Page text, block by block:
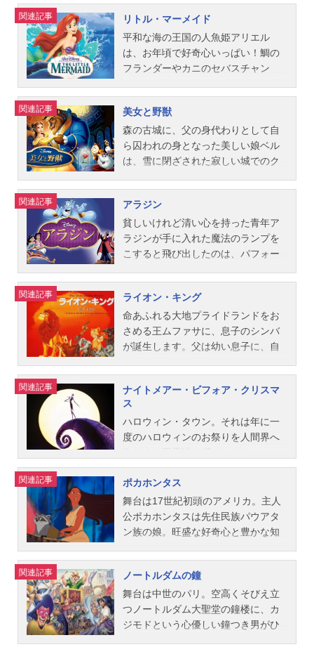
ー共同製作：アードマン・ペナー監
督：ハミルトン・ラスク、クライ
ド・ジェロニミ、ウィルフレッド・
ジャクソン原作：ウォード・グリー
ン脚本...
イド・ジェロニミ原作：シャルル・
ペロー“SLEEPINGBEAUTY”製作総指
揮：ケン・ピーターソン脚本：アー
ドマン・ペナーアニメーション監
督：ミルト・カール フランク・ト
ー・ジョンストン ジョン・ラウン
ズベリー特殊効果：アブ・アイワー
クス背景・カラー設定：アイビン
ド・アール音楽：チャイコフスキー
～バレエ...
のダルメシアンの子犬たちが！ポン
ゴとパディータ、子犬たち総勢101匹
のハラハラ・ドキドキの脱出作戦が
始まります！！作品名101匹わんちゃ
ん放送形態劇場版アニメスケジュー
ンゴ：池水通洋パディータ：松金よ
ね子ロジャー：納谷六朗アニータ：
一城みゆ希クルエラ・ド・ビル：平
井道子ナニー：牧野和子ジャスパ
ー：熊倉一雄ホーレス：山田康雄ス
ソン監督：ウルフガング・ライザー
マン、ハミルトン・S・ラスク、クラ
イド・ジェロニミ原作：ドディー・
スミス脚本：ビル・ピートキャ...
ガング・ライザーマン作画監督：ミ
ルト・カール、オリー・ジョンスト
ン、フランク・トーマス、ジョン・
ラウンズベリーキャラクター作画：
ハル・キング、エリック・ラーソ
グ脚本：ラリー・クレモンズ、ラル
フ・ライト音楽：ジョージ・ブラン
ズ歌曲：ロバート・B・シャーマン、
リチャード・M・シャーマン、テリ
ー・ギルキーソン公開開始年＆季節1
ル・ブック』公式サイト『ジャング
ル・ブック』公式Twitter動画配信情
報【PR】※本ページは動画配信サー
ビスのプロモーションが含まれてい
ます。※詳細や最新の配信情報は配
さい。DMMTV月額550円（税込）で
新作アニメから懐かしの名作まで見
放題の「DMMTV」。マルチデバイス
対応で、会員限定のお得な特典も盛
りだ...
ー：大宮悌二、銀河万丈／世良明芳
（歌）マリー：内藤愛美トゥルー
ズ：稲葉祐貴ベルリオーズ：曽根洋
介ロクフォール：肝付兼太、龍田直
樹ボンファミーユ夫人：中村紀子子
ウォルフガング・ライザーマン脚
本：ラリー・クレモンズ、ヴァン
ス・ジェリー、フランク・トーマ
ス、ジュリアス・スヴェンセン、ケ
ン・アンダーソン、エリック・クレ
ム・マクゴーワン、トム・ロウ製
作：ドン・B・テータム製作総指揮：
ロイ・O・ディズニー音楽：ジョー
ジ・ブランズ主題歌OP：「おしゃれ
キャット」古賀力ED：「みんな猫に
＆季節1972アニメ映画(C)Disney『お
しゃれキャット』公式ページ「ディ
ズニースタジオ」公式Twitter動画配
信情報【PR】※本ページは動画配信
サービスのプロモーションが含まれ
は配信サービス公式サイトをご確認
ください。DMMTV月額550円（税
込）で新作アニメから懐かしの名作
まで見放題の「DMMTV」。マルチデ
バイス対応で、...
関連記事
リトル・マーメイド
平和な海の王国の人魚姫アリエル
は、お年頃で好奇心いっぱい！鯛の
フランダーやカニのセバスチャン
海の上の世界に憧れていました。あ
る嵐の夜、彼女は人間の王子エリッ
クと出会い、恋に落ちます。その想
いをかなえようとアリエルは、人間
になれる魔法と引き替えに、美しい
まいます。魔法の期限は3日間。はた
してアリエルは、王子と結ばれるこ
とが出来るのでしょうか？作品名リ
トル・マーメイド放送形態劇場版ア
ニメスケジュール1991年7月21日
ゆみセバスチャン：上條恒彦アース
ラ／バネッサ：森公美子エリック：
井上和彦フランダー：大友大輔トリ
トン：久米明フロットサム＆ジェッ
トサム：森山周一郎スタッフ監督・
レメンツ製作：ハワード・アシュマ
ン、ジョン・マスカー原作：ハン
ス・クリスチャン・アンデルセンア
ニメーター：マーク・ヘン、グレ
ン・キーン、ダンカン・マージョリ
リアス・デジャ、マシュー・オキャ
ラハン視覚特殊効果：マーク・ディ
ンダル音楽：アラン・メンケン作
詞・作曲：ハワード・アシュマン、
アラン・...
関連記事
美女と野獣
森の古城に、父の身代わりとして自
ら囚われの身となった美しい娘ベル
は、雪に閉ざされた寂しい城でのク
ールやポット夫人とチップたちな
ど、みんなで楽しく祝おうと思いつ
きます。少しずつ心が通い始めた野
獣のために、ベルが心をこめて用意
したのはあるプレゼント。ところ
ったパイプオルガンのフォルテは自
分の権力を保つために、邪魔者のベ
ルを陥れようとひそかに企み…。ロ
マンティックな話に彩りを添えるの
は、かわいいアンジェリークやピッ
と5つの新曲。クリスマスを舞台に繰
り広げられる、ベルとビーストのロ
マンティックな関係を描き、「思い
やり」と「希望を持ち続けること」
の大切さに気づかせてくれる心あた
と野獣放送形態劇場版アニメシリー
ズディズニー映画スケジュール1992
年9月23日（水）キャストベル：伊東
恵里（伊東えり）野獣：山寺宏一モ
ーリス：あずさ欣平ガストン：松本
ール：江原正士（声）／若江準威知
（歌）ポット夫人：福田公子（声）
／ポプラ（歌）チップ：山口淳史
ル・フウ：中丸新将スタッフ製作：
ド...
関連記事
アラジン
貧しいけれど清い心を持った青年ア
ラジンが手に入れた魔法のランプを
こすると飛び出したのは、パフォー
願いごとをかなえてくれるというと
っても愉快な魔神のジーニー。とこ
ろが邪悪な右大臣ジャファーも、魔
法のランプを手に入れようと狙って
います。アラジンがジャファーをや
との恋を実らせるには、恐れずにあ
りのままの自分でなければなりませ
ん。この願いだけは、ジーニーにも
かなえられないのです。作品名アラ
ジン放送形態劇場版アニメスケジュ
ラジン：三木眞一郎（声）、石井一
孝（歌）ジャスミン：麻生かほ里ア
ブー：フランク・ウェルカーサルタ
ン：あずさ欣平イアーゴ：神谷明ジ
ーニー：山寺宏一ジャファー：宝田
スカー、ロン・クレメンツ脚本：ジ
ョン・マスカー、ロン・クレメン
ツ、テッド・エリオット、テリー・
ロッシオオリジナル作曲：アラン・
メンケンプロダクション・デザイ
関連記事
ライオン・キング
命あふれる大地プライドランドをお
さめる王ムファサに、息子のシンバ
が誕生します。父は幼い息子に、自
ること、歴代の王たちが空の星から
見守ってくれていることを語り聞か
せます。ところが王の座を狙うムフ
ァサの弟スカーの罠で、シンバは王
国を追放されてしまいます。しかし
励まされ、やがて成長し自分の使命
に目覚めていくシンバ。そして、つ
いにスカーとの対決を迎えるのでし
た。作品名ライオン・キング放送形
態劇場版アニメスケジュール1994年
和田伸也シンバ（子供時代）：中崎
達也シンバ（大人）：宮本充ナラ
（子供時代）：山本純子ナラ（大
人）：華村りこスカー：壤晴彦ティ
モン：三ツ矢雄二プンバァ：小林ア
関連記事
ナイトメアー・ビフォア・クリスマ
ス
ハロウィン・タウン。それは年に一
度のハロウィンのお祭りを人間界へ
町の人気者“カボチャ王”ことジャック
は、毎年同じように繰り返されるハ
ロウィンの準備にうんざりしてい
た。ある日、ジャックは森の中で奇
妙な扉を見つける。そのひとつを開
ウンとはまったく別の、陽気で明る
いクリスマス・タウンだった。一面
の銀世界にピカピカ光るライト、心
はずむケーキやツリー、そして優し
い人たち。たちまち、その初めての
関連記事
ポカホンタス
舞台は17世紀初頭のアメリカ。主人
公ポカホンタスは先住民族パウアタ
ン族の娘。旺盛な好奇心と豊かな知
のアライグマのミーコとハチドリの
フリットをお供に豊かな大自然の中
を自由に駆け回っています。そんな
彼女の前に現われたのはイギリス人
探検家のジョン・スミス。新大陸征
関連記事
ノートルダムの鐘
舞台は中世のパリ。空高くそびえ立
つノートルダム大聖堂の鐘楼に、カ
ジモドという心優しい鐘つき男がひ